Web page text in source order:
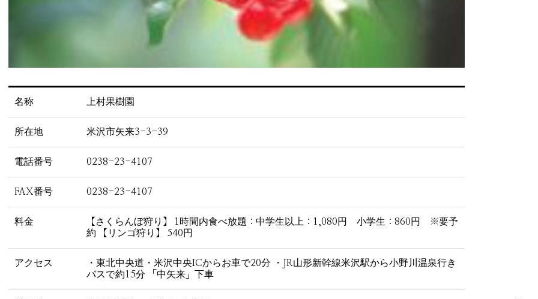
名称 上村果樹園
所在地 米沢市矢来3-3-39
電話番号 0238-23-4107
FAX番号 0238-23-4107
料金
【さくらんぼ狩り】 1時間内食べ放題：中学生以上：1,080円 小学生：860円 ※要予
約 【リンゴ狩り】 540円
アクセス
・東北中央道・米沢中央ICからお車で20分 ・JR山形新幹線米沢駅から小野川温泉行き
バスで約15分 「中矢来」下車